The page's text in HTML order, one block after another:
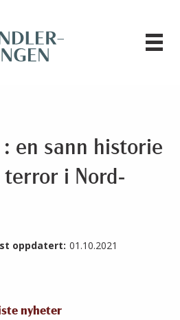
en sann historie
terror i Nord-
oppdatert: 01.10.2021
nyheter